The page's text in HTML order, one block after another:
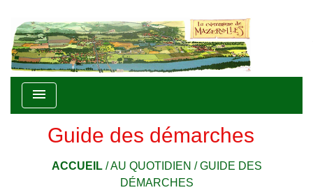
menu
Guide des démarches
ACCUEIL/AU QUOTIDIEN /GUIDE DES
DÉMARCHES